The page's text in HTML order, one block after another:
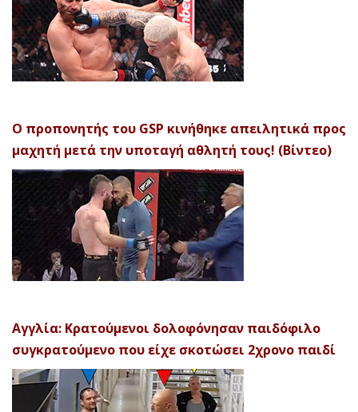
Ο προπονητής του GSP κινήθηκε απειλητικά προς
μαχητή μετά την υποταγή αθλητή τους! (Βίντεο)
Αγγλία: Κρατούμενοι δολοφόνησαν παιδόφιλο
συγκρατούμενο που είχε σκοτώσει 2χρονο παιδί